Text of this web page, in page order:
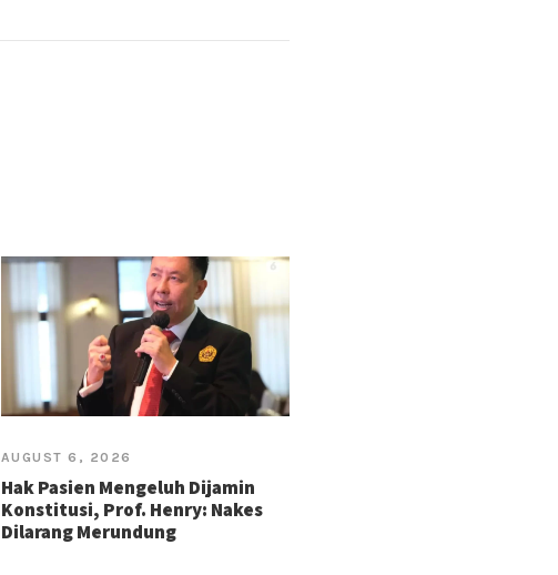
AUGUST 6, 2026
Hak Pasien Mengeluh Dijamin
Konstitusi, Prof. Henry: Nakes
Dilarang Merundung